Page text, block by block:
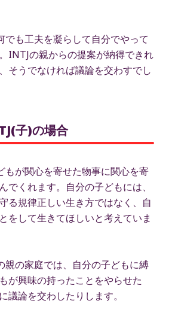
でも工夫を凝らして自分でやって
INTJの親からの提案が納得できれ
そうでなければ議論を交わすでし
子)の場合
もが関心を寄せた物事に関心を寄
でくれます。自分の子どもには、
る規律正しい生き方ではなく、自
をして生きてほしいと考えていま
親の家庭では、自分の子どもに縛
が興味の持ったことをやらせた
議論を交わしたりします。